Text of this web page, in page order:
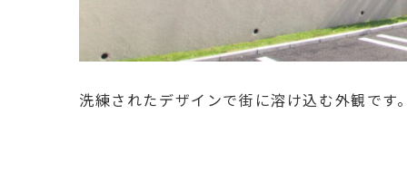
洗練されたデザインで街に溶け込む外観です